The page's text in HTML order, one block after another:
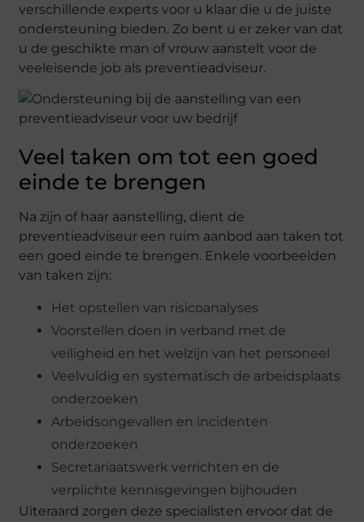
verschillende experts voor u klaar die u de juiste
ondersteuning bieden. Zo bent u er zeker van dat
u de geschikte man of vrouw aanstelt voor de
veeleisende job als preventieadviseur.
Veel taken om tot een goed
einde te brengen
Na zijn of haar aanstelling, dient de
preventieadviseur een ruim aanbod aan taken tot
een goed einde te brengen. Enkele voorbeelden
van taken zijn:
Het opstellen van risicoanalyses
Voorstellen doen in verband met de
veiligheid en het welzijn van het personeel
Veelvuldig en systematisch de arbeidsplaats
onderzoeken
Arbeidsongevallen en incidenten
onderzoeken
Secretariaatswerk verrichten en de
verplichte kennisgevingen bijhouden
Uiteraard zorgen deze specialisten ervoor dat de